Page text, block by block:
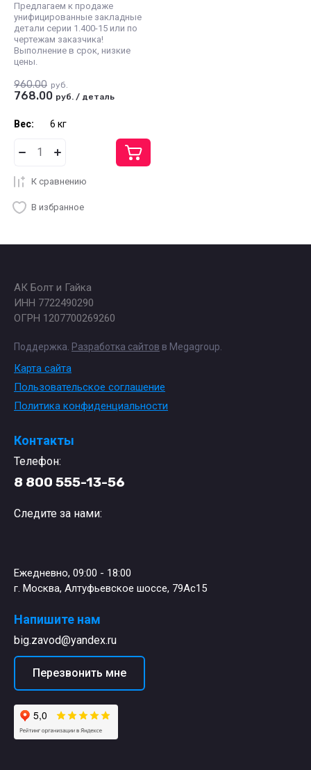
Предлагаем к продаже
унифицированные закладные
детали серии 1.400-15 или по
чертежам заказчика!
Выполнение в срок, низкие
цены.
960.00 руб.
768.00 руб. / деталь
Вес: 6 кг
К сравнению
В избранное
АК Болт и Гайка
ИНН 7722490290
ОГРН 1207700269260
Поддержка. Разработка сайтов в Megagroup.
Карта сайта
Пользовательское соглашение
Политика конфиденциальности
Контакты
Телефон:
8 800 555-13-56
Следите за нами:
Ежедневно, 09:00 - 18:00
г. Москва, Алтуфьевское шоссе, 79Ас15
Напишите нам
big.zavod@yandex.ru
Перезвонить мне